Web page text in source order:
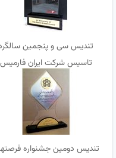
تندیس سی و پنجمین
تاسیس شرکت ایران فارمیس
تندیس دومین جشنواره